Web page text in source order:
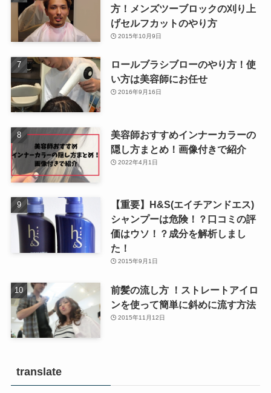
方！メンズツーブロックの刈り上
げセルフカットのやり方
2015年10月9日
ロールブラシブローのやり方！使
い方は美容師にお任せ
2016年9月16日
美容師おすすめインナーカラーの
隠し方まとめ！画像付きで紹介
2022年4月1日
【重要】H&S(エイチアンドエス)
シャンプーは危険！？口コミの評
価はウソ！？成分を解析しまし
た！
2015年9月1日
前髪の流し方 ！ストレートアイロ
ンを使って簡単に斜めに流す方法
2015年11月12日
translate